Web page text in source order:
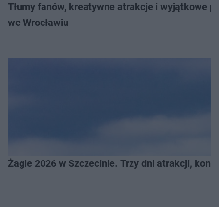
Tłumy fanów, kreatywne atrakcje i wyjątkowe
we Wrocławiu
Żagle 2026 w Szczecinie. Trzy dni atrakcji,